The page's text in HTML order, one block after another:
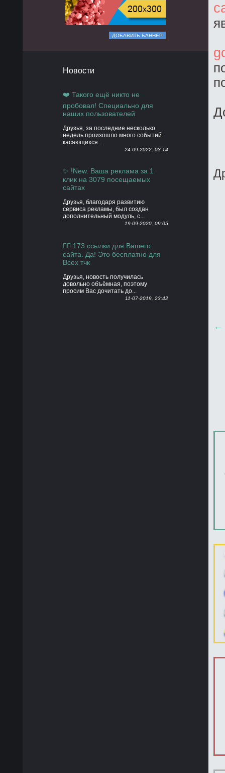
ДОБАВИТЬ БАННЕР
Новости
❤️ Такого ещё никто не
пробовал! Специально для
наших пользователей
Друзья, за последние несколько
недель произошло много событий
касающихся...
24-09-2022, 03:14
✨ !New. Ваша реклама за 1
клик на 3079 посещаемых
сайтах
Друзья, благодаря развитию
сервиса рекламы, был создан
дополнительный модуль, с...
19-09-2020, 09:05
👍🏻 173 ссылки для Вашего
сайта. Да! Это бесплатно для
Всех тчк
Друзья, новость получилась
довольно объёмная, поэтому
просим Вас дочитать до...
11-07-2019, 23:42
←